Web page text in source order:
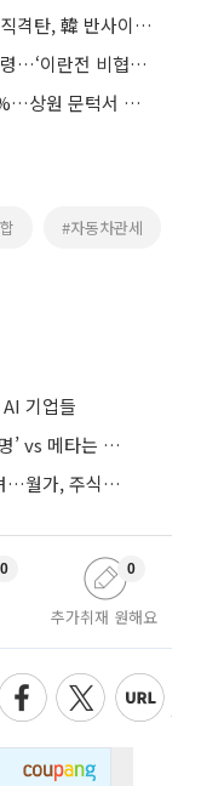
트럼프發 25% EU車 관세 쇼크…독일 직격탄, 韓 반사이익·리스크 공존
트럼프, 독일 주둔 미군 5000명 철수 명령…‘이란전 비협조’ 보복
美 클래리티 법안 연내 통과 가능성 13%…상원 문턱서 제동
#자동차관세
기업들
AI 투자에서 수익 경쟁으로⋯MS는 ‘증명’ vs 메타는 ‘숙제’
연준 금리 동결에 인플레 늦장 대응 우려…월가, 주식도 채권도 던졌다
0
추가취재 원해요
0